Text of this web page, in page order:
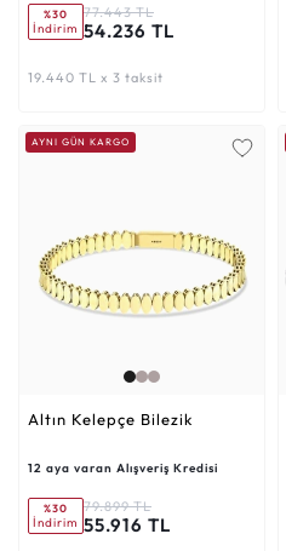
%30
İndirim
77.443 TL
54.236 TL
19.440 TL x 3 taksit
AYNI GÜN KARGO
Altın Kelepçe Bilezik
12 aya varan Alışveriş Kredisi
%30
İndirim
79.899 TL
55.916 TL